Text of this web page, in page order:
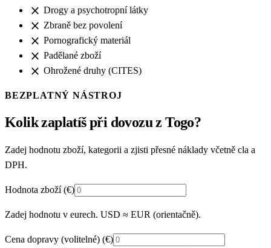
close Drogy a psychotropní látky
close Zbraně bez povolení
close Pornografický materiál
close Padělané zboží
close Ohrožené druhy (CITES)
BEZPLATNÝ NÁSTROJ
Kolik zaplatíš při dovozu z Togo?
Zadej hodnotu zboží, kategorii a zjisti přesné náklady včetně cla a
DPH.
Hodnota zboží (€)
Zadej hodnotu v eurech. USD ≈ EUR (orientačně).
Cena dopravy (volitelné) (€)